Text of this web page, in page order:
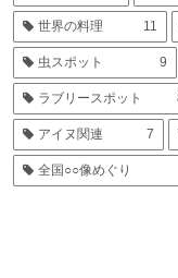
世界の料理 11
虫スポット 9
ラブリースポット
アイヌ関連 7
全国○○像めぐり